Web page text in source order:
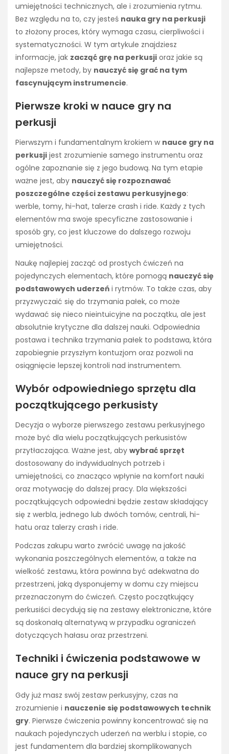
umiejętności technicznych, ale i zrozumienia rytmu.
Bez względu na to, czy jesteś nauka gry na perkusji
to złożony proces, który wymaga czasu, cierpliwości i
systematyczności. W tym artykule znajdziesz
informacje, jak zacząć grę na perkusji oraz jakie są
najlepsze metody, by nauczyć się grać na tym
fascynującym instrumencie.
Pierwsze kroki w nauce gry na
perkusji
Pierwszym i fundamentalnym krokiem w nauce gry na
perkusji jest zrozumienie samego instrumentu oraz
ogólne zapoznanie się z jego budową. Na tym etapie
ważne jest, aby nauczyć się rozpoznawać
poszczególne części zestawu perkusyjnego:
werble, tomy, hi-hat, talerze crash i ride. Każdy z tych
elementów ma swoje specyficzne zastosowanie i
sposób gry, co jest kluczowe do dalszego rozwoju
umiejętności.
Naukę najlepiej zacząć od prostych ćwiczeń na
pojedynczych elementach, które pomogą nauczyć się
podstawowych uderzeń i rytmów. To także czas, aby
przyzwyczaić się do trzymania pałek, co może
wydawać się nieco nieintuicyjne na początku, ale jest
absolutnie krytyczne dla dalszej nauki. Odpowiednia
postawa i technika trzymania pałek to podstawa, która
zapobiegnie przyszłym kontuzjom oraz pozwoli na
osiągnięcie lepszej kontroli nad instrumentem.
Wybór odpowiedniego sprzętu dla
początkującego perkusisty
Decyzja o wyborze pierwszego zestawu perkusyjnego
może być dla wielu początkujących perkusistów
przytłaczająca. Ważne jest, aby wybrać sprzęt
dostosowany do indywidualnych potrzeb i
umiejętności, co znacząco wpłynie na komfort nauki
oraz motywację do dalszej pracy. Dla większości
początkujących odpowiedni będzie zestaw składający
się z werbla, jednego lub dwóch tomów, centrali, hi-
hatu oraz talerzy crash i ride.
Podczas zakupu warto zwrócić uwagę na jakość
wykonania poszczególnych elementów, a także na
wielkość zestawu, która powinna być adekwatna do
przestrzeni, jaką dysponujemy w domu czy miejscu
przeznaczonym do ćwiczeń. Często początkujący
perkusiści decydują się na zestawy elektroniczne, które
są doskonałą alternatywą w przypadku ograniczeń
dotyczących hałasu oraz przestrzeni.
Techniki i ćwiczenia podstawowe w
nauce gry na perkusji
Gdy już masz swój zestaw perkusyjny, czas na
zrozumienie i nauczenie się podstawowych technik
gry. Pierwsze ćwiczenia powinny koncentrować się na
naukach pojedynczych uderzeń na werblu i stopie, co
jest fundamentem dla bardziej skomplikowanych